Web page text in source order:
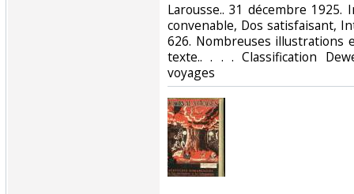
‎Larousse.. 31 décembre 1925.
convenable, Dos satisfaisant,
626. Nombreuses
texte.. . . . Classification
voyages‎